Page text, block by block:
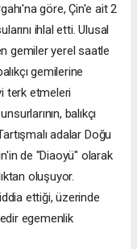
göre, Çin'e ait 2
ihlal etti. Ulusal
gemiler yerel saatle
gemilerine
terk etmeleri
balıkçı
adalar Doğu
de "Diaoyü" olarak
oluşuyor.
ettiği, üzerinde
egemenlik